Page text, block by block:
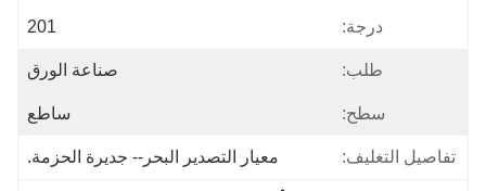
درجة: 201
طلب: صناعة الورق
سطح: ساطع
تفاصيل التغليف: معيار التصدير البحر-- جديرة الحزمة.